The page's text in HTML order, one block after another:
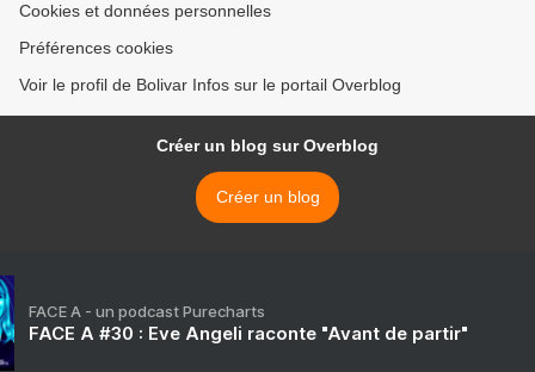
Cookies et données personnelles
Préférences cookies
Voir le profil de Bolivar Infos sur le portail Overblog
Créer un blog sur Overblog
Créer un blog
FACE A - un podcast Purecharts
FACE A #30 : Eve Angeli raconte "Avant de partir"